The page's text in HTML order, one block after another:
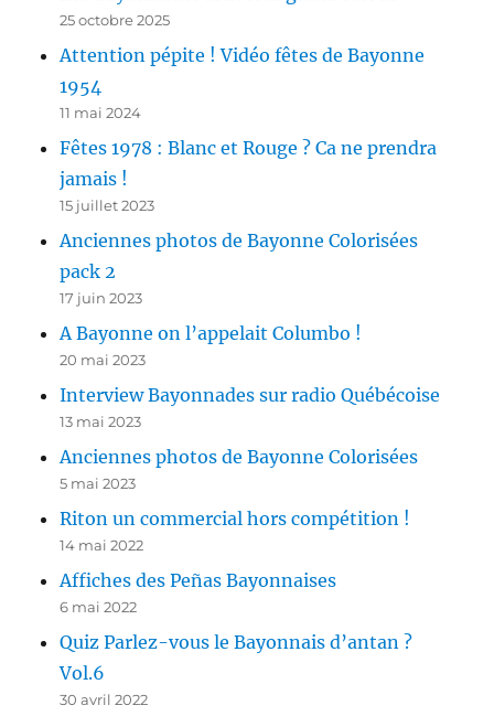
25 octobre 2025
Attention pépite ! Vidéo fêtes de Bayonne
1954
11 mai 2024
Fêtes 1978 : Blanc et Rouge ? Ca ne prendra
jamais !
15 juillet 2023
Anciennes photos de Bayonne Colorisées
pack 2
17 juin 2023
A Bayonne on l’appelait Columbo !
20 mai 2023
Interview Bayonnades sur radio Québécoise
13 mai 2023
Anciennes photos de Bayonne Colorisées
5 mai 2023
Riton un commercial hors compétition !
14 mai 2022
Affiches des Peñas Bayonnaises
6 mai 2022
Quiz Parlez-vous le Bayonnais d’antan ?
Vol.6
30 avril 2022